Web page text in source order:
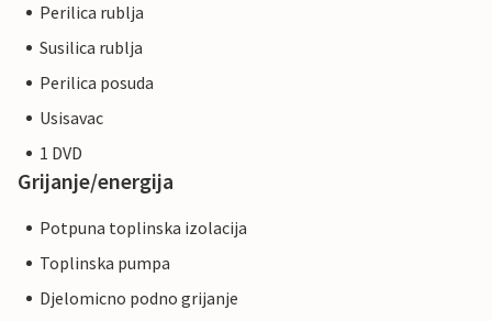
Perilica rublja
Susilica rublja
Perilica posuda
Usisavac
1 DVD
Grijanje/energija
Potpuna toplinska izolacija
Toplinska pumpa
Djelomicno podno grijanje